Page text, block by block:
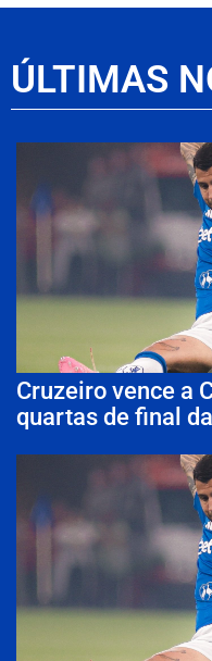
ÚLTIMAS
Cruzeiro vence a
quartas de final